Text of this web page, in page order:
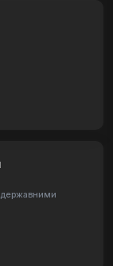
державними